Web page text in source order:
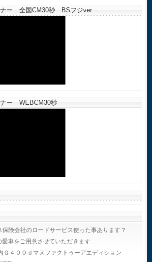
ナー 全国CM30秒 BSフジver.
ー WEBCM30秒
保険会社のロードサービス使った事あります？
車をご用意させていただきます
Ｇ４００ｄマヌファクトゥーアエディション